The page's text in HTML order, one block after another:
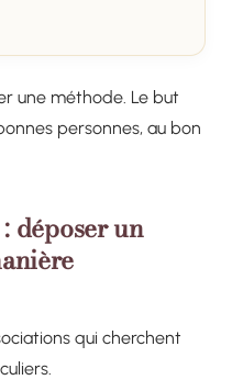
une méthode. Le but
personnes, au bon
déposer un
qui cherchent